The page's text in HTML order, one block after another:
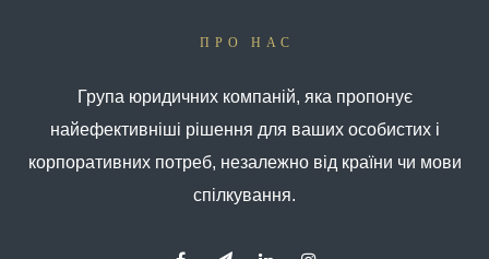
ПРО НАС
Група юридичних компаній, яка пропонує
найефективніші рішення для ваших особистих і
корпоративних потреб, незалежно від країни чи мови
спілкування.